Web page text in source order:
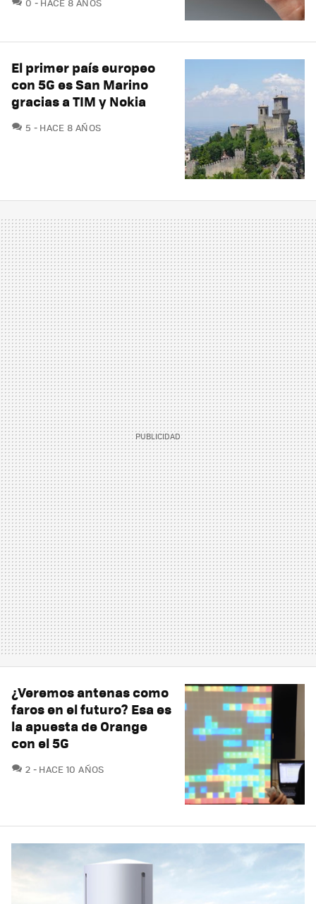
El primer país europeo
con 5G es San Marino
gracias a TIM y Nokia
5 COMENTARIOS
HACE 8 AÑOS
¿Veremos antenas como
faros en el futuro? Esa es
la apuesta de Orange
con el 5G
2 COMENTARIOS
HACE 10 AÑOS